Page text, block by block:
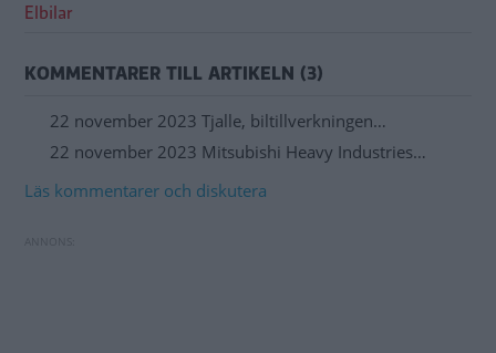
Elbilar
KOMMENTARER TILL ARTIKELN (3)
22 november 2023 Tjalle, biltillverkningen…
22 november 2023 Mitsubishi Heavy Industries…
Läs kommentarer och diskutera